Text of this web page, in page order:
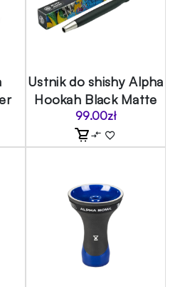
Ustnik do shishy Alpha
Hookah Black Matte
99.00zł